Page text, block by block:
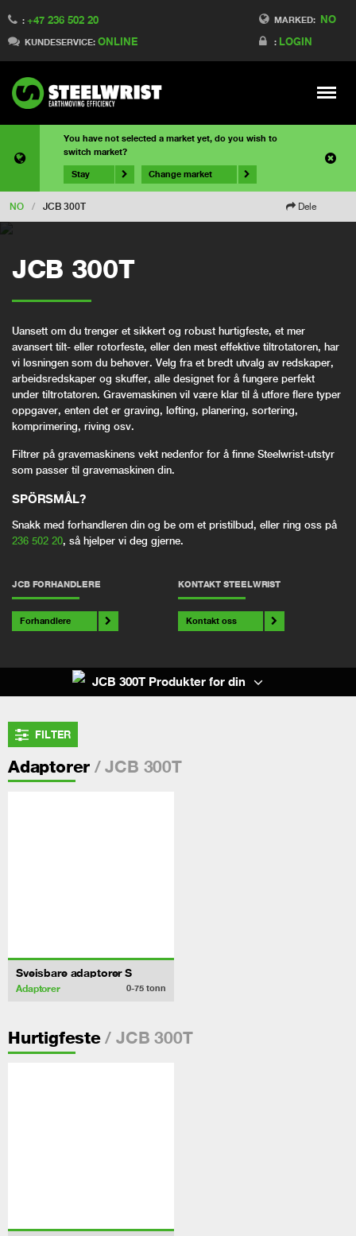
MARKED: NO
: LOGIN
: +47 236 502 20
KUNDESERVICE: ONLINE
Meny
You have not selected a market yet, do you wish to
switch market?
Stay Change market
NO / JCB 300T Dele
JCB 300T
Uansett om du trenger et sikkert og robust hurtigfeste, et mer
avansert tilt- eller rotorfeste, eller den mest effektive tiltrotatoren, har
vi løsningen som du behøver. Velg fra et bredt utvalg av redskaper,
arbeidsredskaper og skuffer, alle designet for å fungere perfekt
under tiltrotatoren. Gravemaskinen vil være klar til å utføre flere typer
oppgaver, enten det er graving, løfting, planering, sortering,
komprimering, riving osv.
Filtrer på gravemaskinens vekt nedenfor for å finne Steelwrist-utstyr
som passer til gravemaskinen din.
SPÖRSMÅL?
Snakk med forhandleren din og be om et pristilbud, eller ring oss på
236 502 20, så hjelper vi deg gjerne.
JCB FORHANDLERE
Forhandlere
KONTAKT STEELWRIST
Kontakt oss
FILTER
Adaptorer / JCB 300T
Sveisbare adaptorer S
Adaptorer 0-75 tonn
Hurtigfeste/ JCB 300T
JCB 300T Produkter for din